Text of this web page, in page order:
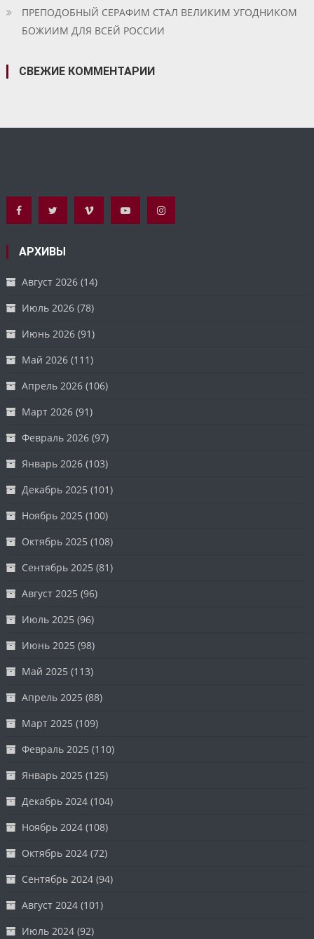
ПРЕПОДОБНЫЙ СЕРАФИМ СТАЛ ВЕЛИКИМ УГОДНИКОМ
БОЖИИМ ДЛЯ ВСЕЙ РОССИИ
СВЕЖИЕ КОММЕНТАРИИ
АРХИВЫ
Август 2026 (14)
Июль 2026 (78)
Июнь 2026 (91)
Май 2026 (111)
Апрель 2026 (106)
Март 2026 (91)
Февраль 2026 (97)
Январь 2026 (103)
Декабрь 2025 (101)
Ноябрь 2025 (100)
Октябрь 2025 (108)
Сентябрь 2025 (81)
Август 2025 (96)
Июль 2025 (96)
Июнь 2025 (98)
Май 2025 (113)
Апрель 2025 (88)
Март 2025 (109)
Февраль 2025 (110)
Январь 2025 (125)
Декабрь 2024 (104)
Ноябрь 2024 (108)
Октябрь 2024 (72)
Сентябрь 2024 (94)
Август 2024 (101)
Июль 2024 (92)